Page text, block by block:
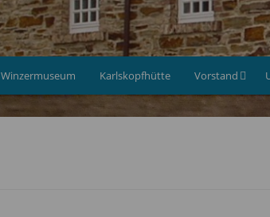
Winzermuseum Karlskopfhütte Vorstand